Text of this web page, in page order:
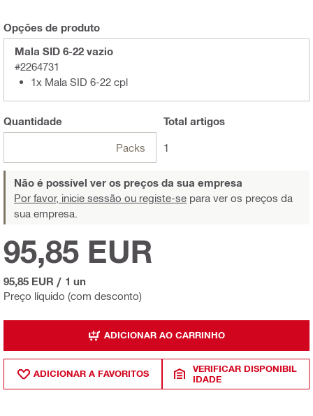
Opções de produto
Mala SID 6-22 vazio
#2264731
1x Mala SID 6-22 cpl
Quantidade
Packs
Total artigos
1
Não é possível ver os preços da sua empresa
Por favor, inicie sessão ou registe-se para ver os preços da
sua empresa.
Preço líquido (com desconto)
95,85 EUR
95,85 EUR / 1 un
ADICIONAR AO CARRINHO
ADICIONAR A FAVORITOS
VERIFICAR DISPONIBIL
IDADE